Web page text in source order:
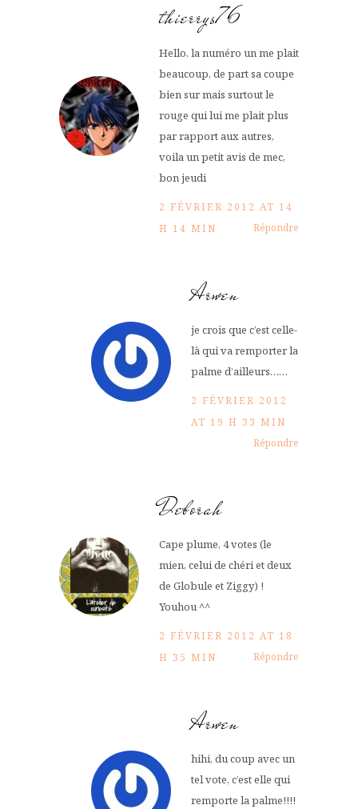
thierrys76
Hello, la numéro un me plait
beaucoup, de part sa coupe
bien sur mais surtout le
rouge qui lui me plait plus
par rapport aux autres,
voila un petit avis de mec,
bon jeudi
2 FÉVRIER 2012 AT 14
H 14 MIN
Répondre
Arwen
je crois que c’est celle-
là qui va remporter la
palme d’ailleurs……
2 FÉVRIER 2012
AT 19 H 33 MIN
Répondre
Deborah
Cape plume, 4 votes (le
mien, celui de chéri et deux
de Globule et Ziggy) !
Youhou ^^
2 FÉVRIER 2012 AT 18
H 35 MIN
Répondre
Arwen
hihi, du coup avec un
tel vote, c’est elle qui
remporte la palme!!!!